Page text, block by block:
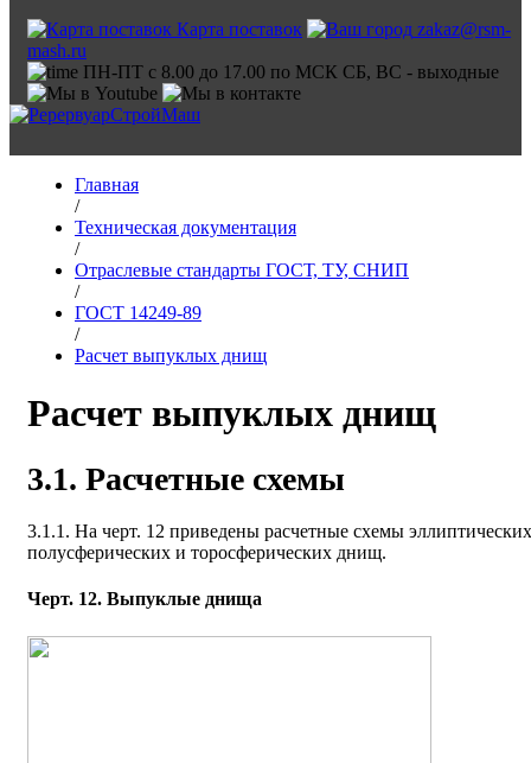
Карта поставок
zakaz@rsm-
mash.ru
ПН-ПТ с 8.00 до 17.00 по МСК СБ, ВС - выходные
Главная
/
Техническая документация
/
Отраслевые стандарты ГОСТ, ТУ, СНИП
/
ГОСТ 14249-89
/
Расчет выпуклых днищ
Расчет выпуклых днищ
3.1. Расчетные схемы
3.1.1. На черт. 12 приведены расчетные схемы
полусферических и торосферических днищ.
Черт. 12. Выпуклые днища